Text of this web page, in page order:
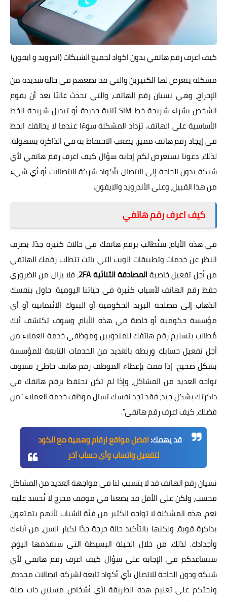
كيف اعرف رقم هاتفي بدون اكواد لجميع الشبكات (اندرويد و ايفون)
مشكلة يتعرض لها الكثيرين والتي قد تضعهم في حالة شديدة من
الإحراج، وهي نسيان رقم الهاتف، والتي تحدث غالبًا بعد أن يقوم
الشخص بشراء شريحة خط SIM ثانية جديدة أو تبديل شريحة الخط
الأساسية على الهاتف. تزداد المشكلة سوءًا عندما لا يحالفك الحظ
في إيجاد رقم هاتف مميز، يصعب الاحتفاظ به في الذاكرة بسهولة.
لذلك، دعونا نستعرض لكم إجابة سؤال كيف اعرف رقم هاتفي لأي
شبكة بدون الحاجة إلى الاتصال بأكواد شركة الاتصالات أو أي شيء
من هذا القبيل، وعلى الأندرويد والايفون.
كيف اعرف رقم هاتفي
في هذه الأيام، ستُطالب برقم هاتفك في حالات كثيرة جدًا. بصرف
النظر عن خدمات وتطبيقات الويب التي باتت تتطلب رقمك الهاتفي
من أجل تفعيل خاصيةالمصادقة الثنائية 2FA
، فلا يزال من الضروري
حفظ رقم الهاتف لأسباب كثيرة في حياتنا اليومية. حاول بنفسك
الذهاب إلى مصلحة البريد الحكومية أو البنوك الائتمانية أو أي
مؤسسة حكومية أو خاصة في هذه الأيام، وسوف تكتشف أنك
مُطالب بتسليم رقم هاتفك للمندوبين وموظفي خدمة العملاء من
أجل تفعيل حسابك وربطه بالعديد من الخدمات التابعة للمؤسسة
بشكل صحيح. إذا قمت بإعطاء الموظف رقم هاتف خاطئ، فسوف
تواجه العديد من المشاكل، وإذا لم تكن تحتفظ برقم هاتفك في
ذاكرتك بشكل جيد، فقد تجد نفسك تسال موظف خدمة العملاء "من
فضلك، كيف اعرف رقم هاتفي".
قد يهمك:افضل مواقع ارقام وهمية مع الكود
لتفعيل واتساب وأي حساب آخر
نسيان رقم الهاتف قد لا يتسبب لنا في مواجهة العديد من المشاكل
فحسب، ولكن على الأقل قد يضعنا في موقف محرج لا نُحسد عليه.
نعم، هذه المشكلة لا تواجه الكثير من فئة الشباب لأنهم يتمتعون
بذاكرة قوية، ولكنها بالتأكيد حالة حرجة جدًا لكبار السن، من آباءك
وأجدادك. لذلك، من خلال الحيلة البسيطة التي سنقدمها اليوم،
سنساعدكم في الإجابة على سؤال كيف اعرف رقم هاتفي لأي
شبكة ودون الحاجة للاتصال بأي أكواد تابعة لشركة اتصالات محددة،
ونحثكم على تعليم هذه الطريقة لأي أشخاص مسنين ذات صلة